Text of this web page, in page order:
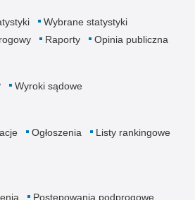
Wybrane statystyki
Raporty Opinia publiczna
Wyroki sądowe
Ogłoszenia
Listy rankingowe
Postępowania podprogowe